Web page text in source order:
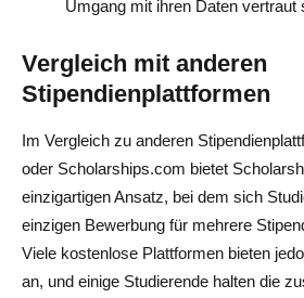
Umgang mit ihren Daten vertraut
Vergleich mit anderen
Stipendienplattformen
Im Vergleich zu anderen
oder Scholarships.com bietet
einzigartigen Ansatz, bei dem sich
einzigen Bewerbung für mehrere
Viele kostenlose Plattformen bieten
an, und einige Studierende halten die